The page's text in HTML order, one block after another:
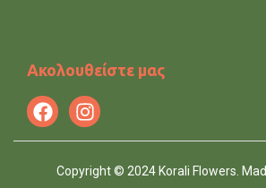
Ακολουθείστε μας
Copyright © 2024 Korali Flowers.